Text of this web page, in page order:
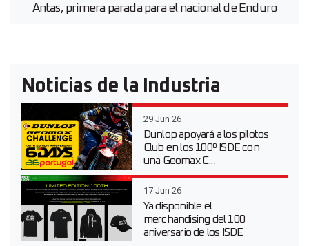
Antas, primera parada para el nacional de Enduro
Noticias de la Industria
29 Jun 26
Dunlop apoyará a los pilotos
Club en los 100º ISDE con
una Geomax C...
17 Jun 26
Ya disponible el
merchandising del 100
aniversario de los ISDE